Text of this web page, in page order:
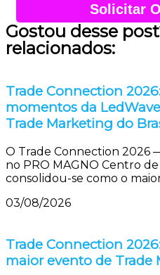
Solicitar
Gostou desse
relacionados:
Trade Connection
momentos da
Trade Marketing do
O Trade Connection 2026
no PRO MAGNO Centro
consolidou-se como o
03/08/2026
Trade Connection
maior evento de Trade